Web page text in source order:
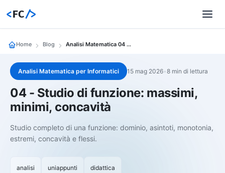
<FC/>
Home Blog Analisi Matematica 04 04 Studio Di Funzione Massimi Minimi Concavit
Analisi Matematica per Informatici 15 mag 2026•8 min di lettura
04 - Studio di funzione: massimi,
minimi, concavità
Studio completo di una funzione: dominio, asintoti, monotonia,
estremi, concavità e flessi.
analisi uniappunti didattica